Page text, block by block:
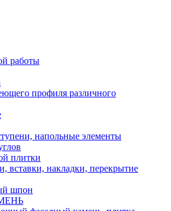
работы
профиля различного
напольные элементы
плитки
накладки, перекрытие
шпон